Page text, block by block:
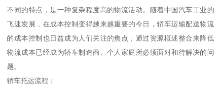
不同的特点，是一种复杂程度高的物流活动。随着中国汽车工业的
飞速发展，在成本控制变得越来越重要的今日，轿车运输配送物流
的成本控制也日益成为人们关注的焦点，通过资源概述整合来降低
物流成本已经成为轿车制造商、个人家庭所必须面对和待解决的问
题。
轿车托运流程：